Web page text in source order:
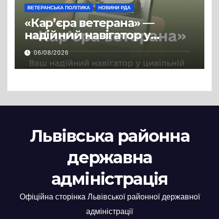
ВЕТЕРАНСЬКА ПОЛІТИКА НОВИНИ РДА
«Кар’єра ветерана» —
надійний навігатор у
цивільній професії
06/08/2026
Львівська районна
державна
адміністрація
Офіційна сторінка Львівської районної державної
адміністрації